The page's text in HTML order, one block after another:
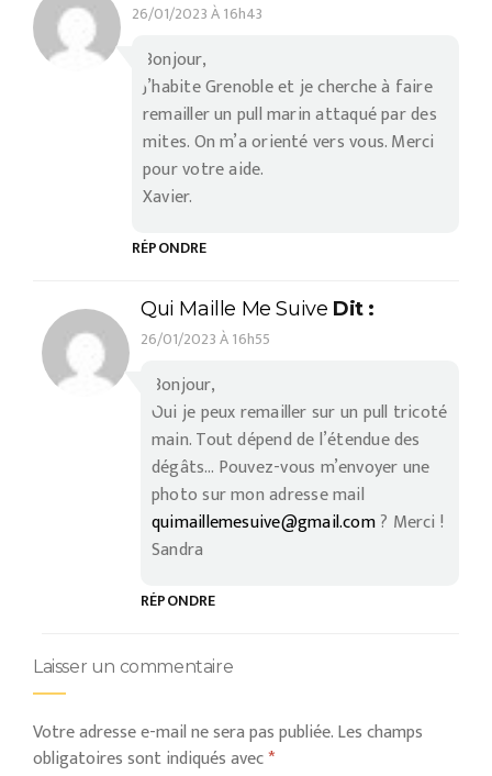
26/01/2023 À 16h43
Bonjour,
J’habite Grenoble et je cherche à faire
remailler un pull marin attaqué par des
mites. On m’a orienté vers vous. Merci
pour votre aide.
Xavier.
RÉPONDRE
Qui Maille Me Suive Dit :
26/01/2023 À 16h55
Bonjour,
Oui je peux remailler sur un pull tricoté
main. Tout dépend de l’étendue des
dégâts… Pouvez-vous m’envoyer une
photo sur mon adresse mail
quimaillemesuive@gmail.com? Merci !
Sandra
RÉPONDRE
Laisser un commentaire
Votre adresse e-mail ne sera pas publiée.Les champs
obligatoires sont indiqués avec*